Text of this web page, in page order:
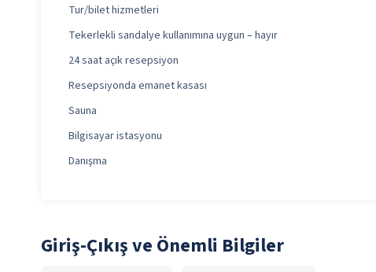
Tur/bilet hizmetleri
Tekerlekli sandalye kullanımına uygun – hayır
24 saat açık resepsiyon
Resepsiyonda emanet kasası
Sauna
Bilgisayar istasyonu
Danışma
Giriş-Çıkış ve Önemli Bilgiler